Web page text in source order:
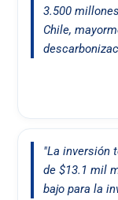
3.500
Chile,
"La inversión
de $13.1 mil
bajo para la